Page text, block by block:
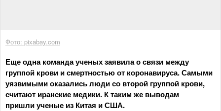
Фото: pixabay.com
Еще одна команда ученых заявила о связи между
группой крови и смертностью от коронавируса. Самыми
уязвимыми оказались люди со второй группой крови,
считают иранские медики. К таким же выводам
пришли ученые из Китая и США.